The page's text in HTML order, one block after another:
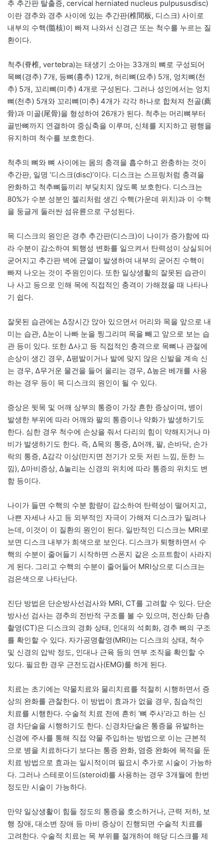
추 추간판 탈출증, cervical herniated nucleus pulpususdisc)
이란 경추와 경추 사이에 있는 추간판(椎間板, 디스크) 사이로
내부의 수핵(髓核)이 빠져 나와서 신경근 또는 척수를 누르는 질
환이다.
척추(脊椎, vertebra)는 태생기 소아는 33개의 뼈로 구성되어
목뼈(경추) 7개, 등뼈(흉추) 12개, 허리뼈(요추) 5개, 엉치뼈(천
추) 5개, 꼬리뼈(미추) 4개로 구성된다. 그러나 성인에서는 엉치
뼈(천추) 5개와 꼬리뼈(미추) 4개가 각각 하나로 합쳐져 천골(薦
骨)과 미골(尾骨)을 형성하여 26개가 된다. 척추는 머리뼈부터
골반뼈까지 연결하여 중심축을 이루며, 신체를 지지하고 평행을
유지하며 척수를 보호한다.
척추의 뼈와 뼈 사이에는 몸의 충격을 흡수하고 완충하는 것이
추간판, 일명 ‘디스크(disc)’이다. 디스크는 스프링처럼 충격을
완화하고 척추뼈들끼리 부딪치지 않도록 보호한다. 디스크는
80%가 수분 성분인 젤리처럼 생긴 수핵(가운데 위치)과 이 수핵
을 둥글게 둘러싼 섬유륜으로 구성된다.
목 디스크의 원인은 경추 추간판(디스크)이 나이가 증가함에 따
라 수분이 감소하여 퇴행성 변화를 일으켜서 탄력성이 상실되어
굳어지고 추간판 벽에 균열이 발생하여 내부의 굳어진 수핵이
빠져 나오는 것이 주원인이다. 또한 일상생활의 잘못된 습관이
나 사고 등으로 인해 목에 직접적인 충격이 가해졌을 때 나타나
기 쉽다.
잘못된 습관에는 Δ장시간 앉아 있으면서 머리와 목을 앞으로 내
미는 습관, Δ눈이 나빠 눈을 찡그리며 목을 빼고 앞으로 보는 습
관 등이 있다. 또한 Δ사고 등 직접적인 충격으로 목뼈나 관절에
손상이 생긴 경우, Δ평발이거나 발에 맞지 않은 신발을 계속 신
는 경우, Δ무거운 물건을 들어 올리는 경우, Δ높은 베개를 사용
하는 경우 등이 목 디스크의 원인이 될 수 있다.
증상은 뒷목 및 어깨 상부의 통증이 가장 흔한 증상이며, 병이
발생한 부위에 따라 어깨와 팔의 통증이나 약화가 발생하기도
한다. 심한 경우 척수에 손상을 줘서 다리의 힘이 약해지거나 마
비가 발생하기도 한다. 즉, Δ목의 통증, Δ어깨, 팔, 손바닥, 손가
락의 통증, Δ감각 이상(만지면 전기가 오듯 저린 느낌, 둔한 느
낌), Δ마비증상, Δ눌리는 신경의 위치에 따라 통증의 위치도 변
함 등이다.
나이가 들면 수핵의 수분 함량이 감소하여 탄력성이 떨어지고,
나쁜 자세나 사고 등 외부적인 자극이 가해져 디스크가 밀려나
는데, 이것이 이 질환의 원인이 된다. 일반적인 디스크는 MRI로
보면 디스크 내부가 희색으로 보인다. 디스크가 퇴행하면서 수
핵의 수분이 줄어들기 시작하면 스폰지 같은 소프트함이 사라지
게 된다. 그리고 수핵의 수분이 줄어들어 MRI상으로 디스크는
검은색으로 나타난다.
진단 방법은 단순방사선검사와 MRI, CT를 고려할 수 있다. 단순
방사선 검사는 경추의 전반적 구조를 볼 수 있으며, 전산화 단층
촬영(CT)은 디스크의 경화 상태, 인대의 석회화, 경추 뼈의 구조
를 확인할 수 있다. 자가공명촬영(MRI)는 디스크의 상태, 척수
및 신경의 압박 정도, 인대나 근육 등의 연부 조직을 확인할 수
있다. 필요한 경우 근전도검사(EMG)를 하게 된다.
치료는 초기에는 약물치료와 물리치료를 적절히 시행하면서 증
상의 완화를 관찰한다. 이 방법이 효과가 없을 경우, 침습적인
치료를 시행한다. 수술적 치료 전에 흔히 ‘뼈 주사’라고 하는 신
경 차단술을 시행하기도 한다. 신경차단술은 통증을 유발하는
신경에 주사를 통해 직접 약물 주입하는 방법으로 이는 근본적
으로 병을 치료하다기 보다는 통증 완화, 염증 완화에 목적을 둔
치료 방법으로 효과는 일시적이며 필요시 추가로 시술이 가능하
다. 그러나 스테로이드(steroid)를 사용하는 경우 3개월에 한번
정도만 시술이 가능하다.
만약 일상생활이 힘들 정도의 통증을 호소하거나, 근력 저하, 보
행 장애, 대소변 장애 등 마비 증상이 진행되면 수술적 치료를
고려한다. 수술적 치료는 목 부위를 절개하여 해당 디스크를 제